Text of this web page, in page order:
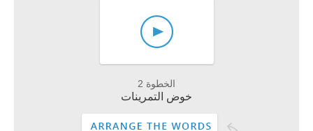
الخطوة 2
خوض التمرينات